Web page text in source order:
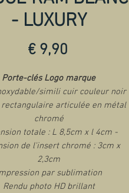
- LUXURY
€ 9,90Prijs
Porte-clés Logo marque
simili cuir couleur noir
rectangulaire articulée en métal
chromé
totale : L 8,5cm x l 4cm -
de l'insert chromé : 3cm x
2,3cm
par sublimation
Rendu photo HD brillant